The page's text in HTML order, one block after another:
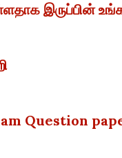
இருப்பின்
Question